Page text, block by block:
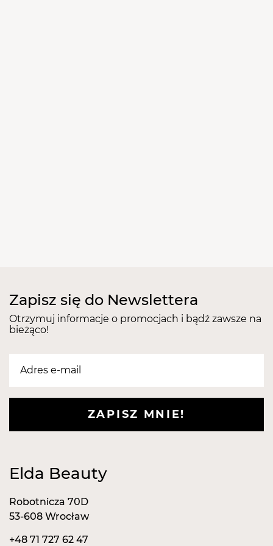
Zapisz się do Newslettera
Otrzymuj informacje o promocjach i bądź zawsze na
bieżąco!
ZAPISZ MNIE!
Elda Beauty
Robotnicza 70D
53-608 Wrocław
+48 71 727 62 47